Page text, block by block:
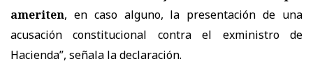
ameriten, en caso alguno, la presentación de una
acusación constitucional contra el exministro de
Hacienda”, señala la declaración.